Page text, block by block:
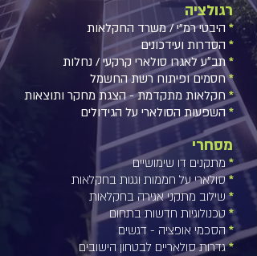
רגולציה
* היבטי רמ"י / משרד החקלאות
* הסדרות ועידכונים
* תב״ע לאגרו סולארי קרקעי / נחלות
* חסמים ופיתוח רשת החשמל
* חקלאות מתקדמת - הצגת מחקר ותוצאות
* השפעות הסולארי על הגידולים
מסחרי
* מתקנים דו שימושיים
* סולארי על חממות וגגות בחקלאות
* שילוב מתקני אגירה בחקלאות
* טכנולוגיות חדשות בתחום
* הסכמי אופציה - דגשים
* גדרות סולאריים לבטחון הישובים